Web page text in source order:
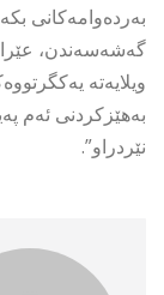
بەردەوامەکانی
گەشەسەندن،
ویلایەتە
بەهێزکردنی ئەم
نێردراو”.